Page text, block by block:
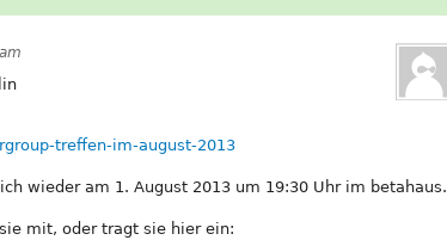
treffen-im-august-2013
wieder am 1. August 2013 um 19:30 Uhr im betahaus.
mit, oder tragt sie hier ein: